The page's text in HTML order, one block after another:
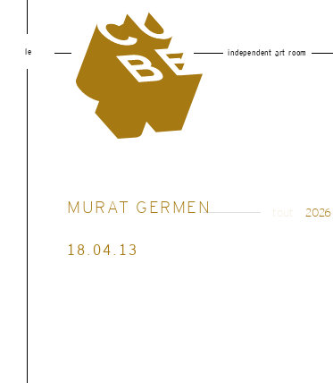
le independent art room
tout 2026
MURAT GERMEN
18.04.13